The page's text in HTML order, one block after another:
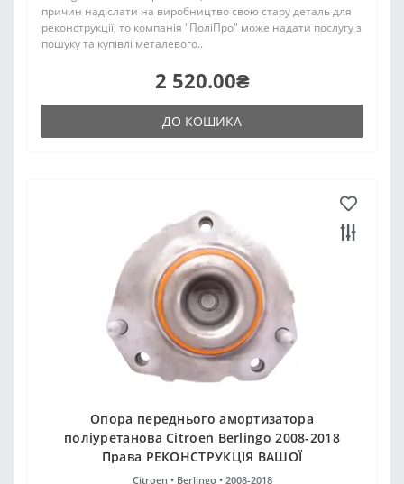
причин надіслати на виробництво свою стару деталь для
реконструкції, то компанія "ПоліПро" може надати послугу з
пошуку та купівлі металевого..
2 520.00₴
ДО КОШИКА
Опора переднього амортизатора
поліуретанова Citroen Berlingo 2008-2018
Права РЕКОНСТРУКЦІЯ ВАШОЇ
Citroen • Berlingo • 2008-2018